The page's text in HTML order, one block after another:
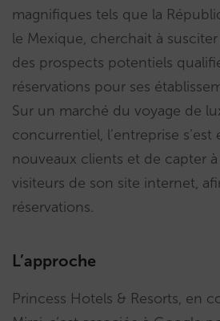
magnifiques tels que la
le Mexique, cherchait à
des prospects potentiels
réservations pour ses
Sur un marché du voyage de
concurrentiel, l’entreprise s’est
nouveaux clients et de capter
visiteurs de son site internet,
réservations.
L’approche
Princess Hotels & Resorts, en